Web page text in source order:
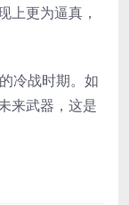
上更为逼真，
冷战时期。如
来武器，这是